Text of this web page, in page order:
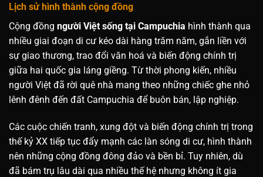
Lịch sử hình thành cộng đồng
Cộng đồng người Việt sống tại Campuchia hình thành qua
nhiều giai đoạn di cư kéo dài hàng trăm năm, gắn liền với
sự giao thương, trao đổi văn hoá và biến động chính trị
giữa hai quốc gia láng giềng. Từ thời phong kiến, nhiều
người Việt đã rời quê nhà mang theo những chiếc ghe nhỏ
lênh đênh đến đất Campuchia để buôn bán, lập nghiệp.
Các cuộc chiến tranh, xung đột và biến động chính trị trong
thế kỷ XX tiếp tục đẩy mạnh các làn sóng di cư, hình thành
nên những cộng đồng đông đảo và bền bỉ. Tuy nhiên, dù
đã bám trụ lâu dài qua nhiều thế hệ nhưng không ít gia